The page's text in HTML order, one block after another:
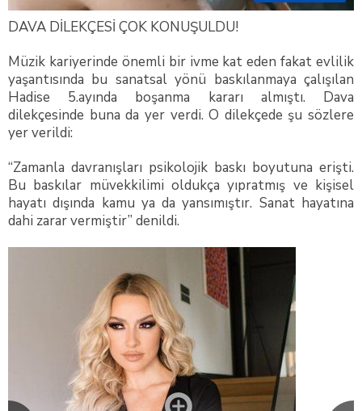
DAVA DİLEKÇESİ ÇOK KONUŞULDU!
Müzik kariyerinde önemli bir ivme kat eden fakat evlilik
yaşantısında bu sanatsal yönü baskılanmaya çalışılan
Hadise 5.ayında boşanma kararı almıştı. Dava
dilekçesinde buna da yer verdi. O dilekçede şu sözlere
yer verildi:
“Zamanla davranışları psikolojik baskı boyutuna erişti.
Bu baskılar müvekkilimi oldukça yıpratmış ve kişisel
hayatı dışında kamu ya da yansımıştır. Sanat hayatına
dahi zarar vermiştir” denildi.